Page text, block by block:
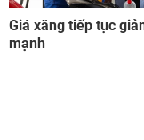
Giá xăng tiếp tục
mạnh